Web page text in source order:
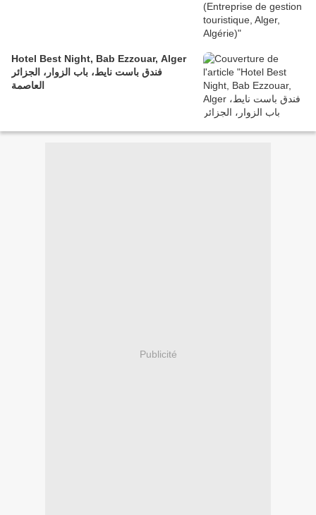
Hotel Best Night, Bab Ezzouar, Alger
فندق باست نايط، باب الزوار، الجزائر
العاصمة
Publicité